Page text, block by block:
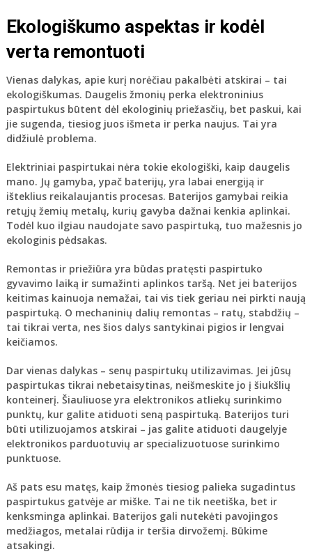
Ekologiškumo aspektas ir kodėl
verta remontuoti
Vienas dalykas, apie kurį norėčiau pakalbėti atskirai – tai
ekologiškumas. Daugelis žmonių perka elektroninius
paspirtukus būtent dėl ekologinių priežasčių, bet paskui, kai
jie sugenda, tiesiog juos išmeta ir perka naujus. Tai yra
didžiulė problema.
Elektriniai paspirtukai nėra tokie ekologiški, kaip daugelis
mano. Jų gamyba, ypač baterijų, yra labai energiją ir
išteklius reikalaujantis procesas. Baterijos gamybai reikia
retųjų žemių metalų, kurių gavyba dažnai kenkia aplinkai.
Todėl kuo ilgiau naudojate savo paspirtuką, tuo mažesnis jo
ekologinis pėdsakas.
Remontas ir priežiūra yra būdas pratęsti paspirtuko
gyvavimo laiką ir sumažinti aplinkos taršą. Net jei baterijos
keitimas kainuoja nemažai, tai vis tiek geriau nei pirkti naują
paspirtuką. O mechaninių dalių remontas – ratų, stabdžių –
tai tikrai verta, nes šios dalys santykinai pigios ir lengvai
keičiamos.
Dar vienas dalykas – senų paspirtukų utilizavimas. Jei jūsų
paspirtukas tikrai nebetaisytinas, neišmeskite jo į šiukšlių
konteinerį. Šiauliuose yra elektronikos atliekų surinkimo
punktų, kur galite atiduoti seną paspirtuką. Baterijos turi
būti utilizuojamos atskirai – jas galite atiduoti daugelyje
elektronikos parduotuvių ar specializuotuose surinkimo
punktuose.
Aš pats esu matęs, kaip žmonės tiesiog palieka sugadintus
paspirtukus gatvėje ar miške. Tai ne tik neetiška, bet ir
kenksminga aplinkai. Baterijos gali nutekėti pavojingos
medžiagos, metalai rūdija ir teršia dirvožemį. Būkime
atsakingi.